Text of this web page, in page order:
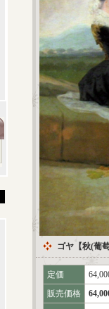
ゴヤ【秋(葡
定価
販売価格